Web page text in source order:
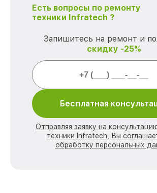
Есть вопросы по ремонту
техники Infratech ?
Запишитесь на ремонт и
скидку -25%
Бесплатная
Отправляя заявку на
техники Infratech, Вы
обработку персональных